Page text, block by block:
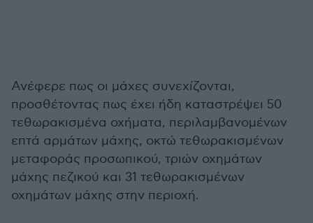
Ανέφερε πως οι μάχες συνεχίζονται,
προσθέτοντας πως έχει ήδη καταστρέψει 50
τεθωρακισμένα οχήματα, περιλαμβανομένων
επτά αρμάτων μάχης, οκτώ τεθωρακισμένων
μεταφοράς προσωπικού, τριών οχημάτων
μάχης πεζικού και 31 τεθωρακισμένων
οχημάτων μάχης στην περιοχή.